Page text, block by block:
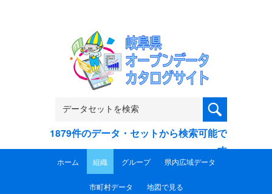
1879件のデータ・セットから検索可能で
す
ホーム 組織 グループ 県内広域データ
市町村データ 地図で見る